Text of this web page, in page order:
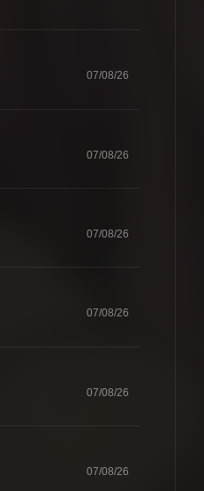
07/08/26
07/08/26
07/08/26
07/08/26
07/08/26
07/08/26